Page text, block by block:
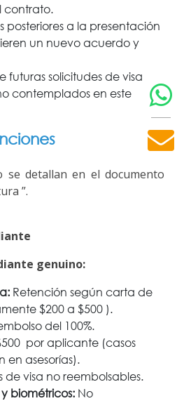
contrato.
posteriores a la presentación
un nuevo acuerdo y
futuras solicitudes de visa o
contemplados en este
se detallan en el documento
”.
genuino:
Retención según carta de
$200 a $500 ).
del 100%.
por aplicante (casos
en asesorías).
de visa no reembolsables.
biométricos: No